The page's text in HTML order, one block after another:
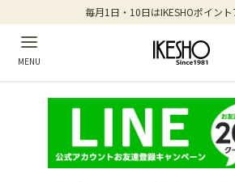
毎月1日・10日はIKESHOポイン
MENU